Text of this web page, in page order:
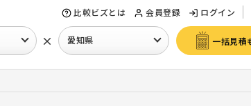
比較ビズとは 会員登録 ログイン
× 愛知県 一括見積